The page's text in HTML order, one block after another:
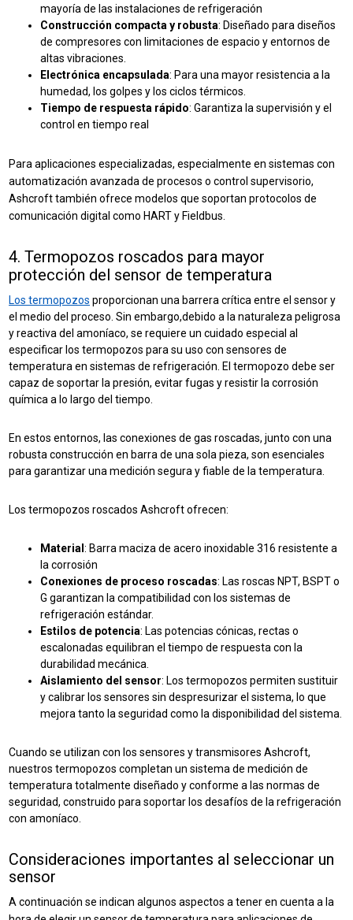
mayoría de las instalaciones de refrigeración
Construcción compacta y robusta: Diseñado para diseños
de compresores con limitaciones de espacio y entornos de
altas vibraciones.
Electrónica encapsulada: Para una mayor resistencia a la
humedad, los golpes y los ciclos térmicos.
Tiempo de respuesta rápido: Garantiza la supervisión y el
control en tiempo real
Para aplicaciones especializadas, especialmente en sistemas con
automatización avanzada de procesos o control supervisorio,
Ashcroft también ofrece modelos que soportan protocolos de
comunicación digital como HART y Fieldbus.
4. Termopozos roscados para mayor
protección del sensor de temperatura
Los termopozos proporcionan una barrera crítica entre el sensor y
el medio del proceso. Sin embargo,debido a la naturaleza peligrosa
y reactiva del amoníaco, se requiere un cuidado especial al
especificar los termopozospara su uso con sensores de
temperatura en sistemas de refrigeración. El termopozo debe ser
capaz de soportar la presión, evitar fugas y resistir la corrosión
química a lo largo del tiempo.
En estos entornos, las conexiones de gas roscadas, junto con una
robusta construcción en barra de una sola pieza, son esenciales
para garantizar una medición segura y fiable de la temperatura.
Los termopozos roscados Ashcroft ofrecen:
Material: Barra maciza de acero inoxidable 316 resistente a
la corrosión
Conexiones de proceso roscadas: Las roscas NPT, BSPT o
G garantizan la compatibilidad con los sistemas de
refrigeración estándar.
Estilos de potencia: Las potencias cónicas, rectas o
escalonadas equilibran el tiempo de respuesta con la
durabilidad mecánica.
Aislamiento del sensor: Los termopozos permiten sustituir
y calibrar los sensores sin despresurizar el sistema, lo que
mejora tanto la seguridad como la disponibilidad del sistema.
Cuando se utilizan con los sensores y transmisores Ashcroft,
nuestros termopozos completan un sistema de medición de
temperatura totalmente diseñado y conforme a las normas de
seguridad, construido para soportar los desafíos de la refrigeración
con amoníaco.
Consideraciones importantes al seleccionar un
sensor
A continuación se indican algunos aspectos a tener en cuenta a la